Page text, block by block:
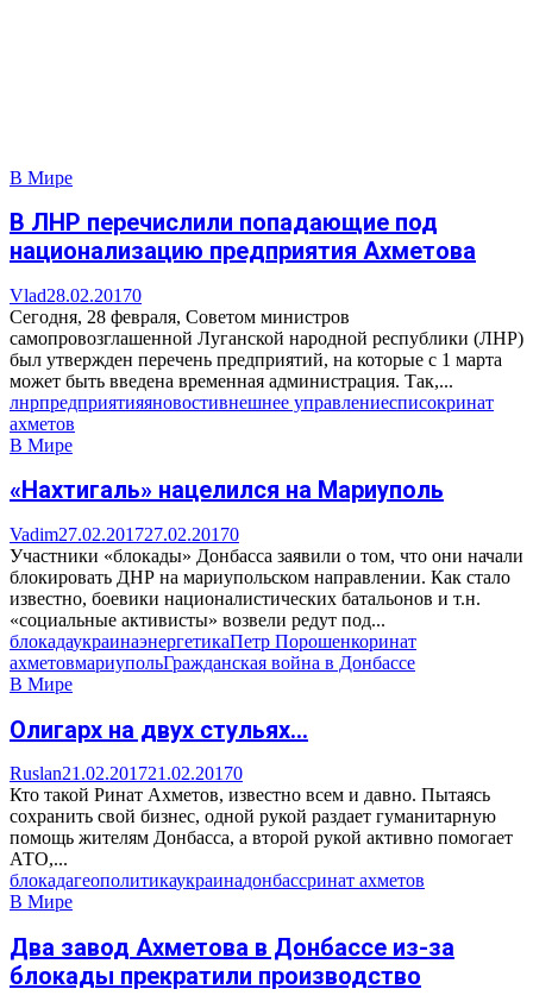
В Мире
В ЛНР перечислили попадающие под
национализацию предприятия Ахметова
Vlad28.02.20170
Сегодня, 28 февраля, Советом министров
самопровозглашенной Луганской народной республики (ЛНР)
был утвержден перечень предприятий, на которые с 1 марта
может быть введена временная администрация. Так,...
лнрпредприятияяновостивнешнее управлениесписокринат
ахметов
В Мире
«Нахтигаль» нацелился на Мариуполь
Vadim27.02.201727.02.20170
Участники «блокады» Донбасса заявили о том, что они начали
блокировать ДНР на мариупольском направлении. Как стало
известно, боевики националистических батальонов и т.н.
«социальные активисты» возвели редут под...
блокадаукраинаэнергетикаПетр Порошенкоринат
ахметовмариупольГражданская война в Донбассе
В Мире
Олигарх на двух стульях…
Ruslan21.02.201721.02.20170
Кто такой Ринат Ахметов, известно всем и давно. Пытаясь
сохранить свой бизнес, одной рукой раздает гуманитарную
помощь жителям Донбасса, а второй рукой активно помогает
АТО,...
блокадагеополитикаукраинадонбассринат ахметов
В Мире
Два завод Ахметова в Донбассе из-за
блокады прекратили производство